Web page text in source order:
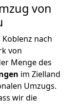
von
nach
von
Menge des
im Zielland
Umzugs.
wir die